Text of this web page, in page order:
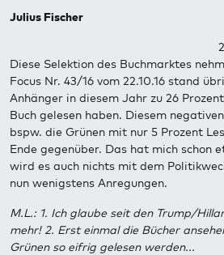
Julius Fischer
Diese Selektion des Buchmarktes
Focus Nr. 43/16 vom 22.10.16 stand
Anhänger in diesem Jahr zu 26
Buch gelesen haben. Diesem
bspw. die Grünen mit nur 5 Prozent
Ende gegenüber. Das hat mich schon
wird es auch nichts mit dem
nun wenigstens Anregungen.
M.L.: 1. Ich glaube seit den Trump/
mehr! 2. Erst einmal die Bücher
Grünen so eifrig gelesen werden...